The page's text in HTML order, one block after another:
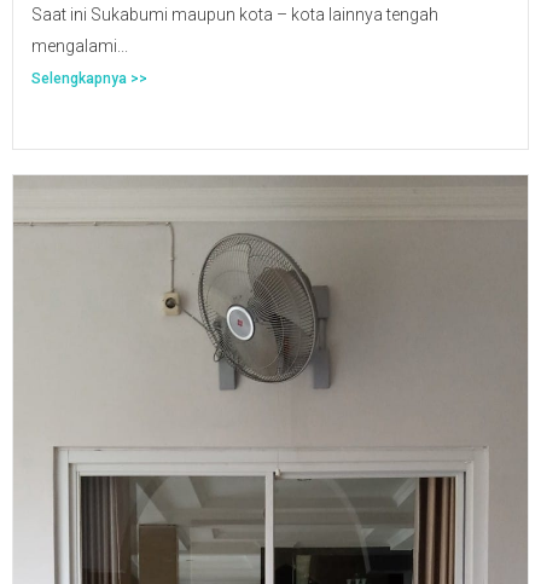
Saat ini Sukabumi maupun kota – kota lainnya tengah
mengalami...
Selengkapnya >>